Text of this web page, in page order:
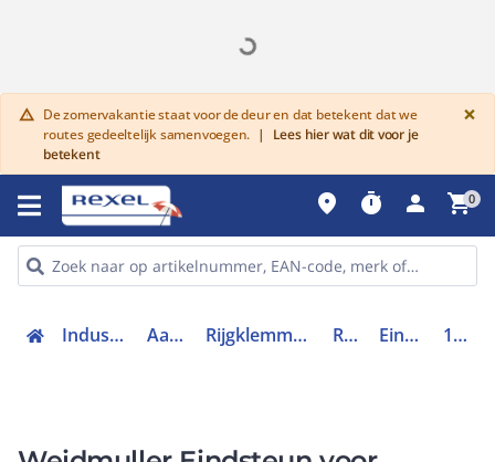
warning De zomervakantie staat voor de deur en dat betekent dat we
routes gedeeltelijk samenvoegen. |
Lees hier wat dit voor je
betekent
×
place timer person shopping_cart0
Industriele componenten Aansluittechniek Rijgklemmen, klemmen en toebehoren Rijgklemmen Eindsteun rijgklem 1061200000